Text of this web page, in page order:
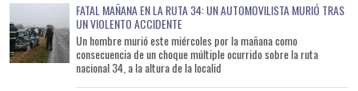
FATAL MAÑANA EN LA RUTA 34: UN AUTOMOVILISTA MURIÓ TRAS
UN VIOLENTO ACCIDENTE
Un hombre murió este miércoles por la mañana como
consecuencia de un choque múltiple ocurrido sobre la ruta
nacional 34, a la altura de la localid